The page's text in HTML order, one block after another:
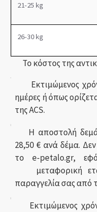
21-25 kg
26-30 kg
Το κόστος της
Εκτιμώμενος
ημέρες ή όπως
της ACS.
Η αποστολή
28,50 € ανά δέμα.
το e-petalo.gr,
μεταφορική
παραγγελία σας από
Εκτιμώμενος